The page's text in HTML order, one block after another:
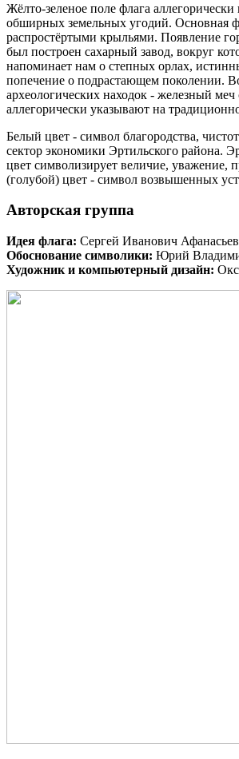
Жёлто-зеленое поле флага
обширных земельных угодий. Основная
распростёртыми крыльями. Появление
был построен сахарный завод, вокруг
напоминает нам о степных орлах,
попечение о подрастающем поколении.
археологических находок - железный
аллегорически указывают на
Белый цвет - символ благородства,
сектор экономики Эртильского района.
цвет символизирует величие, уважение,
(голубой) цвет - символ возвышенных
Авторская группа
Идея флага: Сергей Иванович
Обоснование символики: Юрий
Художник и компьютерный дизайн: